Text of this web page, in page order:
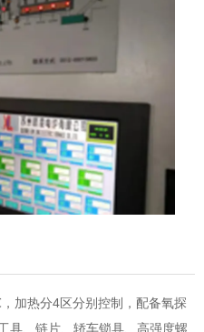
加热分4区分别控制，配备氧探
具、链片、轿车锁具、高强度螺